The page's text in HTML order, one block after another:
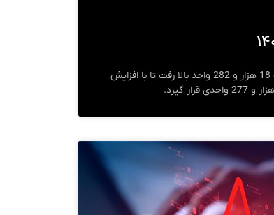
شاخص کل بورس امروز با رشد روبرو شد و 18 هزار و 282 واحد بالا رفت تا با افزایش